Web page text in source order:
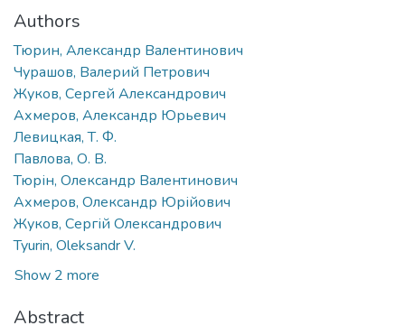
Authors
Тюрин, Александр Валентинович
Чурашов, Валерий Петрович
Жуков, Сергей Александрович
Ахмеров, Александр Юрьевич
Левицкая, Т. Ф.
Павлова, О. В.
Тюрін, Олександр Валентинович
Ахмеров, Олександр Юрійович
Жуков, Сергій Олександрович
Tyurin, Oleksandr V.
Show 2 more
Abstract